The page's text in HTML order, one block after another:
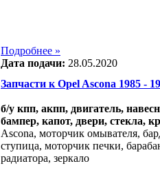
Подробнее »
Дата подачи: 28.05.2020
Запчасти к Opel Ascona 1985 -
б/у кпп, акпп, двигатель,
бампер, капот, двери, стекла,
Ascona, моторчик омывателя,
ступица, моторчик печки,
радиатора, зеркало